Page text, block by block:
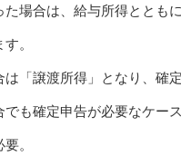
場合は、給与所得ととも
。
「譲渡所得」となり、確
も確定申告が必要なケー
。